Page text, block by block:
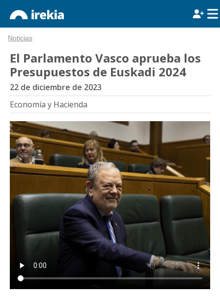
Noticias
El Parlamento Vasco aprueba los
Presupuestos de Euskadi 2024
22 de diciembre de 2023
Economía y Hacienda